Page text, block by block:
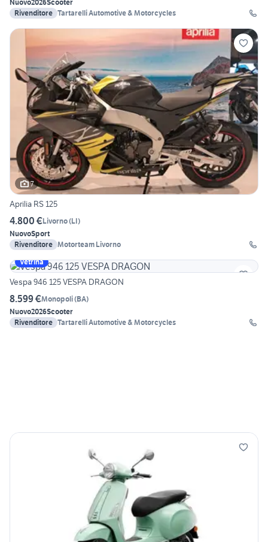
Nuovo2026Scooter
Rivenditore Tartarelli Automotive & Motorcycles
7
Aprilia RS 125
4.800 €Livorno(LI)
NuovoSport
Rivenditore Motorteam Livorno
Vetrina
Vespa 946 125 VESPA DRAGON
8.599 €Monopoli(BA)
Nuovo2026Scooter
Rivenditore Tartarelli Automotive & Motorcycles